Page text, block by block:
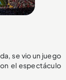
se vio un juego
el espectáculo